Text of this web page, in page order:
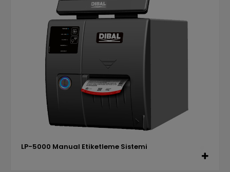
LP-5000 Manual Etiketleme Sistemi